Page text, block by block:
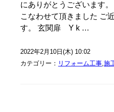
にありがとうございます
こなわせて頂きました ご
す。 玄関扉 Y k …
2022年2月10日(木) 10:02
カテゴリー： リフォーム工事,施